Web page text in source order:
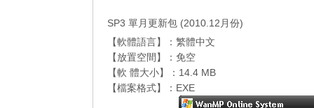
SP3 單月更新包 (2010.12月份)
【軟體語言】：繁體中文
【放置空間】：免空
【軟 體大小】：14.4 MB
【檔案格式】：EXE